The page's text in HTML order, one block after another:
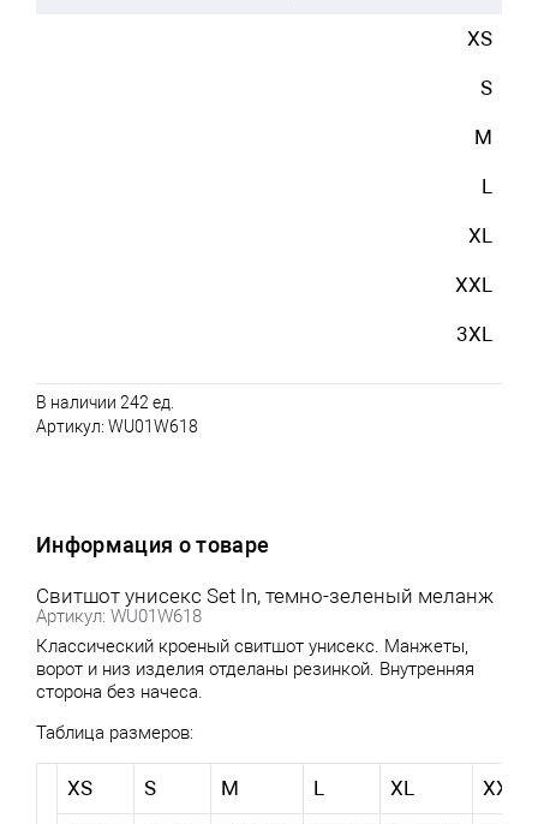
XS
S
M
L
XL
XXL
3XL
В наличии 242 ед.
Артикул: WU01W618
Информация о товаре
Свитшот унисекс Set In, темно-зеленый меланж
Артикул: WU01W618
Классический кроеный свитшот унисекс. Манжеты,
ворот и низ изделия отделаны резинкой. Внутренняя
сторона без начеса.
Таблица размеров:
XS S M L XL XXL